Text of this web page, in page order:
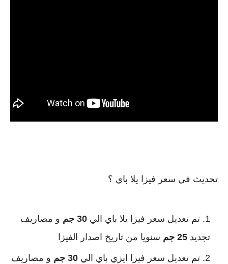
تحديث في سعر فيزا يلا باي ؟
تم تعديل سعر فيزا يلا باي الي 30 جم
تجديد 25 جم سنويا من تاريخ اصدار الفيزا
تم تعديل سعر فيزا ايزي باي الي 30 جم